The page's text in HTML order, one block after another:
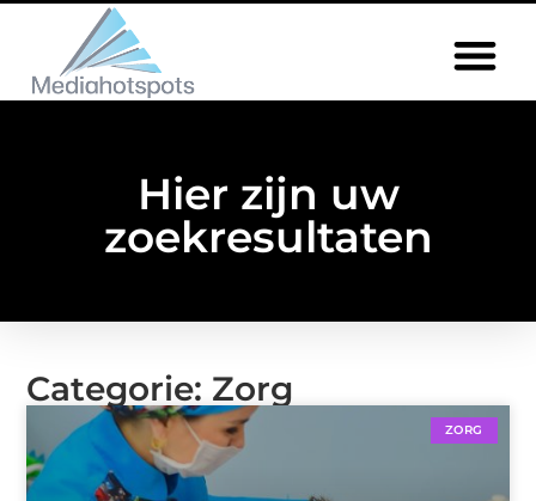
Hier zijn uw
zoekresultaten
Categorie: Zorg
ZORG